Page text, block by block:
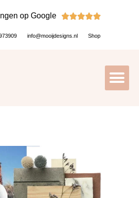
op Google 
info@mooijdesigns.nl Shop